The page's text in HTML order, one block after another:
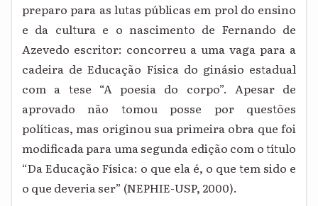
preparo para as lutas públicas em prol do ensino
e da cultura e o nascimento de Fernando de
Azevedo escritor: concorreu a uma vaga para a
cadeira de Educação Física do ginásio estadual
com a tese “A poesia do corpo”. Apesar de
aprovado não tomou posse por questões
políticas, mas originou sua primeira obra que foi
modificada para uma segunda edição com o título
“Da Educação Física: o que ela é, o que tem sido e
o que deveria ser” (NEPHIE-USP, 2000).